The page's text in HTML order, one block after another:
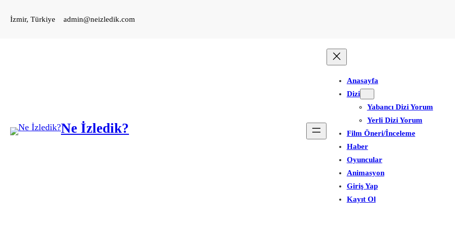
geçİzmir, Türkiye admin@neizledik.com
Ne İzledik?
Anasayfa
Dizi
Yabancı Dizi Yorum
Yerli Dizi Yorum
Film Öneri/İnceleme
Haber
Oyuncular
Animasyon
Giriş Yap
Kayıt Ol